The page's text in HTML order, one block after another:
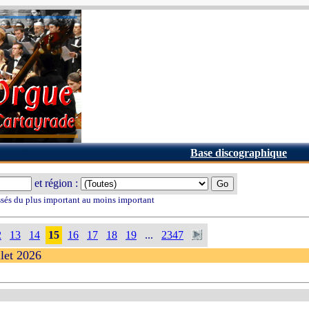
Base discographique
et région :
du plus important au moins important
13 14 15 16 17 18 19 ... 2347
2026